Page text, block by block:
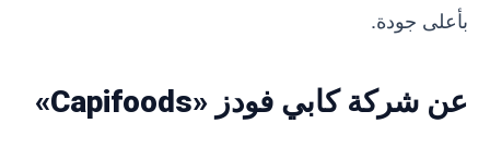
بأعلى جودة.
عن شركة كابي فودز «Capifoods»